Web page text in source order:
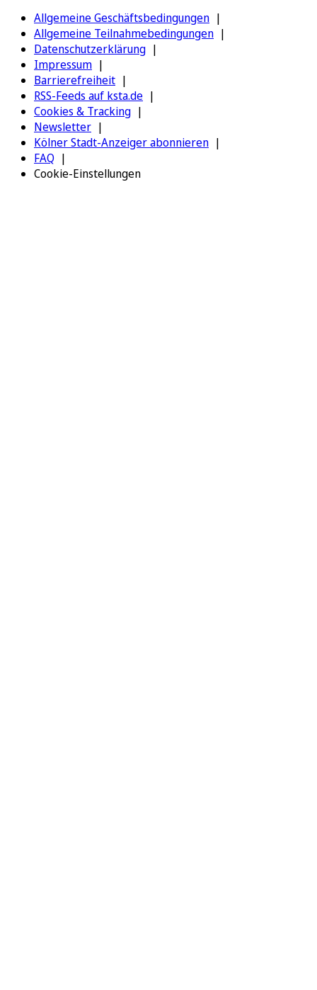
Allgemeine Geschäftsbedingungen
Allgemeine Teilnahmebedingungen
Datenschutzerklärung
Impressum
Barrierefreiheit
RSS-Feeds auf ksta.de
Cookies & Tracking
Newsletter
Kölner Stadt-Anzeiger abonnieren
FAQ
Cookie-Einstellungen